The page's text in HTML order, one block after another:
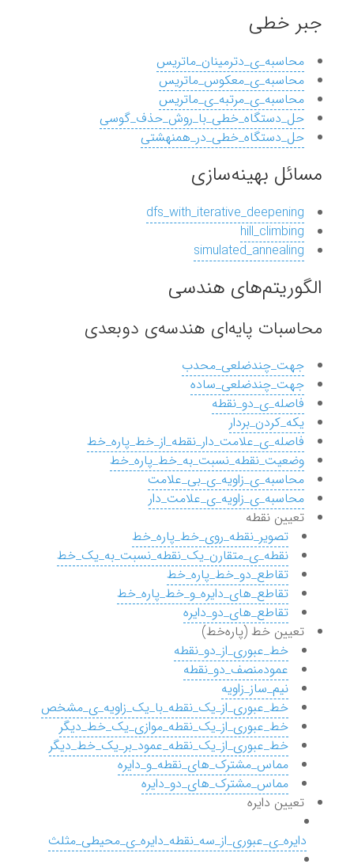
جبر خطی
محاسبه_ی_دترمینان_ماتریس
محاسبه_ی_معکوس_ماتریس
محاسبه_ی_مرتبه_ی_ماتریس
حل_دستگاه_خطی_با_روش_حذف_گوسی
حل_دستگاه_خطی_در_همنهشتی
مسائل بهینه‌سازی
dfs_with_iterative_deepening
hill_climbing
simulated_annealing
الگوریتم‌های هندسی
محاسبات پایه‌ای هندسه‌ی دوبعدی
جهت_چندضلعی_محدب
جهت_چندضلعی_ساده
فاصله_ی_دو_نقطه
یکه_کردن_بردار
فاصله_ی_علامت_دار_نقطه_از_خط_پاره_خط
وضعیت_نقطه_نسبت_به_خط_پاره_خط
محاسبه_ی_زاویه_ی_بی_علامت
محاسبه_ی_زاویه_ی_علامت_دار
تعیین نقطه
تصویر_نقطه_روی_خط_پاره_خط
نقطه_ی_متقارن_یک_نقطه_نسبت_به_یک_خط
تقاطع_دو_خط_پاره_خط
تقاطع_های_دایره_و_خط_پاره_خط
تقاطع_های_دو_دایره
تعیین خط (پاره‌خط)
خط_عبوری_از_دو_نقطه
عمودمنصف_دو_نقطه
نیم_ساز_زاویه
خط_عبوری_از_یک_نقطه_با_یک_زاویه_ی_مشخص
خط_عبوری_از_یک_نقطه_موازی_یک_خط_دیگر
خط_عبوری_از_یک_نقطه_عمود_بر_یک_خط_دیگر
مماس_مشترک_های_نقطه_و_دایره
مماس_مشترک_های_دو_دایره
تعیین دایره
دایره_ی_عبوری_از_سه_نقطه_دایره_ی_محیطی_مثلث